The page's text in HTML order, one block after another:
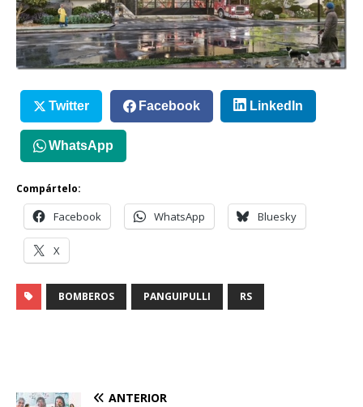
Twitter Facebook LinkedIn
WhatsApp
Compártelo:
Facebook WhatsApp Bluesky
X
BOMBEROS PANGUIPULLI RS
ANTERIOR